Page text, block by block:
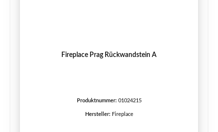
Fireplace Prag Rückwandstein A
Produktnummer: 01024215
Hersteller: Fireplace